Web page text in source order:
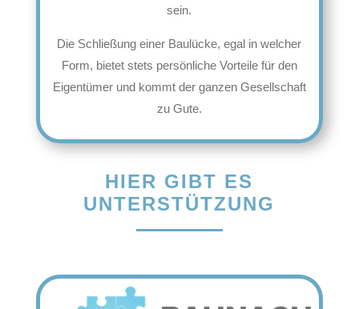
sein.
Die Schließung einer Baulücke, egal in welcher
Form, bietet stets persönliche Vorteile für den
Eigentümer und kommt der ganzen Gesellschaft
zu Gute.
HIER GIBT ES
UNTERSTÜTZUNG